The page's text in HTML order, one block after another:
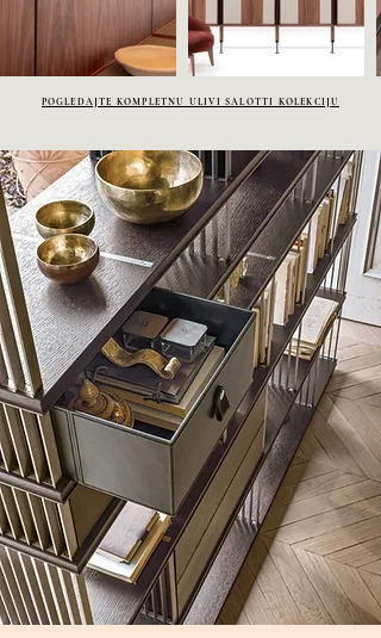
POGLEDAJTE KOMPLETNU ULIVI SALOTTI KOLEKCIJU